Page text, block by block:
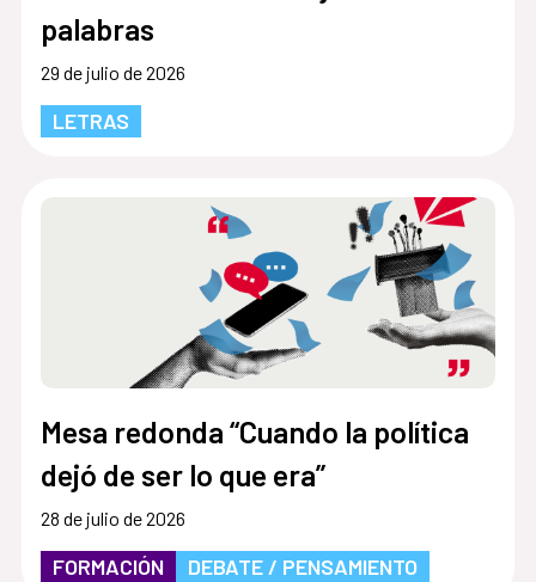
palabras
29 de julio de 2026
LETRAS
Mesa redonda “Cuando la política
dejó de ser lo que era”
28 de julio de 2026
FORMACIÓN DEBATE / PENSAMIENTO